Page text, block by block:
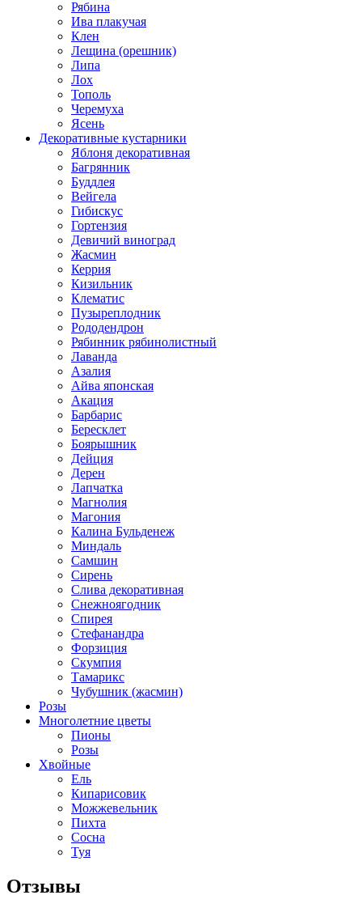
Рябина
Ива плакучая
Клен
Лещина (орешник)
Липа
Лох
Тополь
Черемуха
Ясень
Декоративные кустарники
Яблоня декоративная
Багрянник
Буддлея
Вейгела
Гибискус
Гортензия
Девичий виноград
Жасмин
Керрия
Кизильник
Клематис
Пузыреплодник
Рододендрон
Рябинник рябинолистный
Лаванда
Азалия
Айва японская
Акация
Барбарис
Бересклет
Боярышник
Дейция
Дерен
Лапчатка
Магнолия
Магония
Калина Бульденеж
Миндаль
Самшин
Сирень
Слива декоративная
Снежноягодник
Спирея
Стефанандра
Форзиция
Скумпия
Тамарикс
Чубушник (жасмин)
Розы
Многолетние цветы
Пионы
Розы
Хвойные
Ель
Кипарисовик
Можжевельник
Пихта
Сосна
Туя
Отзывы